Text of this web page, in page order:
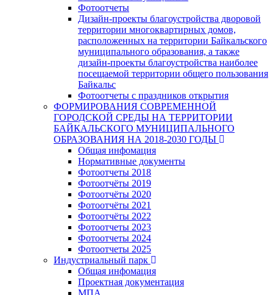
Фотоотчеты
Дизайн-проекты благоустройства дворовой
территории многоквартирных домов,
расположенных на территории Байкальского
муниципального образования, а также
дизайн-проекты благоустройства наиболее
посещаемой территории общего пользования
Байкальс
Фотоотчеты с праздников открытия
ФОРМИРОВАНИЯ СОВРЕМЕННОЙ
ГОРОДСКОЙ СРЕДЫ НА ТЕРРИТОРИИ
БАЙКАЛЬСКОГО МУНИЦИПАЛЬНОГО
ОБРАЗОВАНИЯ НА 2018-2030 ГОДЫ
Общая инфомация
Нормативные документы
Фотоотчеты 2018
Фотоотчёты 2019
Фотоотчёты 2020
Фотоотчёты 2021
Фотоотчёты 2022
Фотоотчеты 2023
Фотоотчеты 2024
Фотоотчеты 2025
Индустриальный парк
Общая инфомация
Проектная документация
МПА